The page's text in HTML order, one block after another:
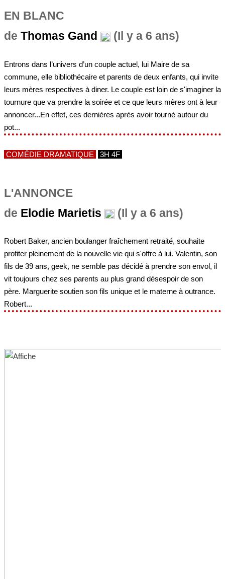
EN BLANC
de Thomas Gand (Il y a 6 ans)
Entrons dans l’univers d’un couple actuel, lui Maire de sa
commune, elle bibliothécaire et parents de deux enfants, qui invite
leurs mères respectives à diner. Le couple est loin de s'imaginer la
tournure que va prendre la soirée et ce que leurs mères ont à leur
annoncer...En effet, ces dernières après avoir tourné autour du
pot...
COMÉDIE DRAMATIQUE 3H 4F
L'ANNONCE
de Elodie Marietis (Il y a 6 ans)
Robert Baker, ancien boulanger fraîchement retraité, souhaite
profiter pleinement de la nouvelle vie qui s'offre à lui. Valentin, son
fils de 39 ans, geek, ne semble pas décidé à prendre son envol, il
vit toujours chez ses parents au plus grand désespoir de son
père. Marguerite soutien son fils unique et le materne à outrance.
Robert...